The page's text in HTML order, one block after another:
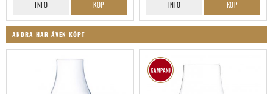
INFO KÖP INFO KÖP
ANDRA HAR ÄVEN KÖPT